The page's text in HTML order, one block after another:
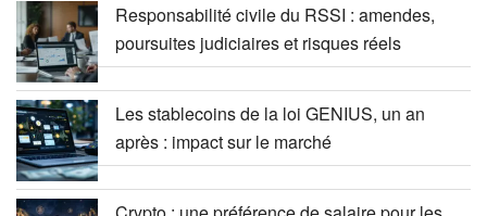
Responsabilité civile du RSSI : amendes,
poursuites judiciaires et risques réels
Les stablecoins de la loi GENIUS, un an
après : impact sur le marché